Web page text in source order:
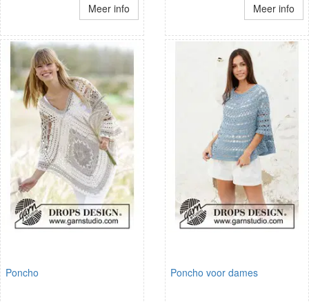
Meer info Meer info
Poncho Poncho voor dames